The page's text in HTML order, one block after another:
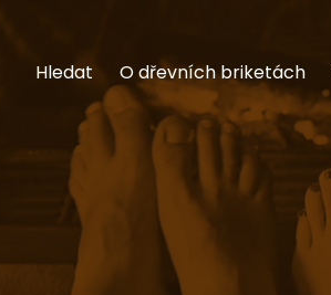
Hledat O dřevních briketách